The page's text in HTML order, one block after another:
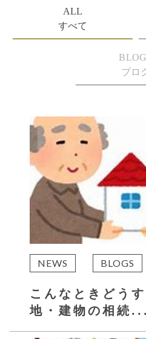
ALL
すべて
ブロ
NEWS BLOGS
こんなときどう
地・建物の相続...